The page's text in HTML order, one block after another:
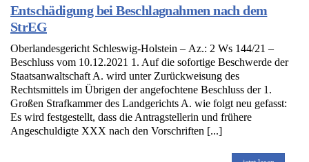
Entschädigung bei Beschlagnahmen nach dem
StrEG
Oberlandesgericht Schleswig-Holstein – Az.: 2 Ws 144/21 –
Beschluss vom 10.12.2021 1. Auf die sofortige Beschwerde der
Staatsanwaltschaft A. wird unter Zurückweisung des
Rechtsmittels im Übrigen der angefochtene Beschluss der 1.
Großen Strafkammer des Landgerichts A. wie folgt neu gefasst:
Es wird festgestellt, dass die Antragstellerin und frühere
Angeschuldigte XXX nach den Vorschriften [...]